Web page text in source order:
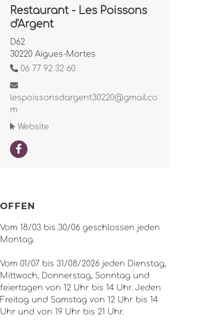
Restaurant - Les Poissons
d'Argent
D62
30220 Aigues-Mortes
06 77 92 32 60
lespoissonsdargent30220@gmail.co
m
Website
OFFEN
Vom 18/03 bis 30/06 geschlossen jeden
Montag.
Vom 01/07 bis 31/08/2026 jeden Dienstag,
Mittwoch, Donnerstag, Sonntag und
feiertagen von 12 Uhr bis 14 Uhr. Jeden
Freitag und Samstag von 12 Uhr bis 14
Uhr und von 19 Uhr bis 21 Uhr.